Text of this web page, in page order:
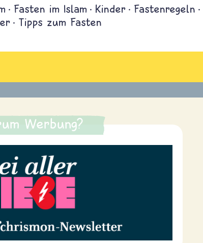
Fasten im Islam Kinder
Fastenregeln
Tipps zum Fasten
Werbung?